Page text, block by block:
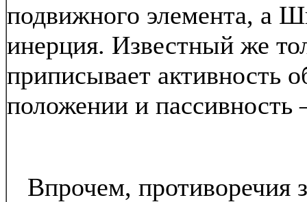
подвижного элемента, а
инерция. Известный же
приписывает активность
положении и пассивность
Впрочем, противоречия